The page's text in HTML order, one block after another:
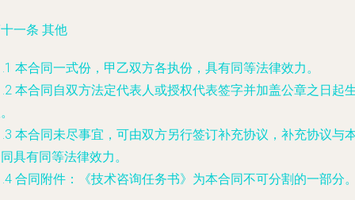
一条 其他
本合同一式份，甲乙双方各执份，具有同等法律效力。
本合同自双方法定代表人或授权代表签字并加盖公章之日起
本合同未尽事宜，可由双方另行签订补充协议，补充协议与
具有同等法律效力。
合同附件：《技术咨询任务书》为本合同不可分割的一部分